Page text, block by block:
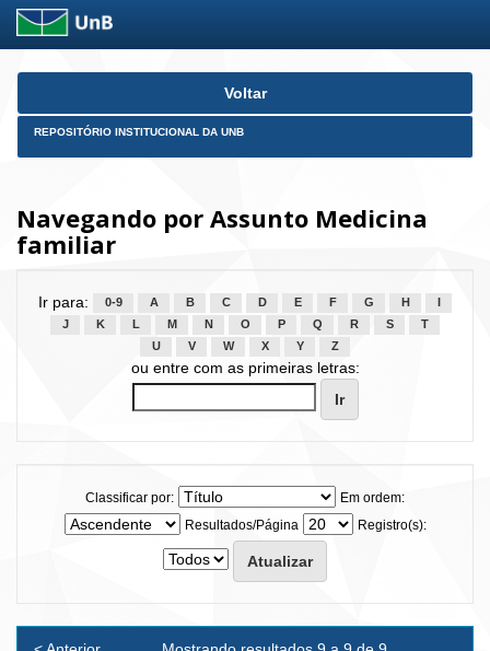
Skip
Voltar
REPOSITÓRIO INSTITUCIONAL DA UNB
Navegando por Assunto Medicina
familiar
Ir para: 0-9 A B C D E F G H
J
K L M N O P Q R S
T
U
V W X Y Z
ou entre com as primeiras letras:
Classificar por:
Em ordem:
Resultados/Página
Registro(s):